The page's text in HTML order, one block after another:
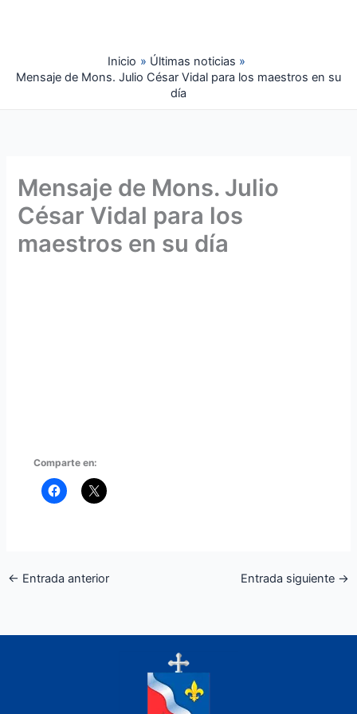
Inicio
Últimas noticias
Mensaje de Mons. Julio César Vidal para los maestros en su
día
Mensaje de Mons. Julio
César Vidal para los
maestros en su día
Comparte en:
← Entrada anterior Entrada siguiente →